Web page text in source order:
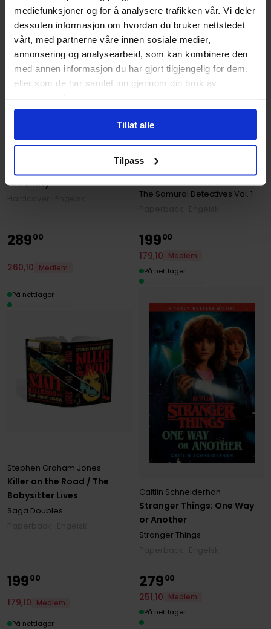
mediefunksjoner og for å analysere trafikken vår. Vi deler
dessuten informasjon om hvordan du bruker nettstedet
vårt, med partnerne våre innen sosiale medier,
annonsering og analysearbeid, som kan kombinere den
med annen informasjon du har gjort tilgjengelig for dem,
eller som de har samlet inn gjennom din bruk av
Tillat alle
Tilpass
Extremity
The Samurai Detectives:
Volume 1
The Samurai Detectives Vol. 1
Killer on the Road / The
Babysitter Lives
Stephen Graham Jones
Saga Doubles
28900
260,10 Medlem
På nettlager
Stranger Things: One Way
or Another
Caitlin Schneiderhan
Stranger Things
19900
179,10
Medlem
På nettlager
19900
179,10 Medlem
På nettlager
27900
251,10
Medlem
På nettlager